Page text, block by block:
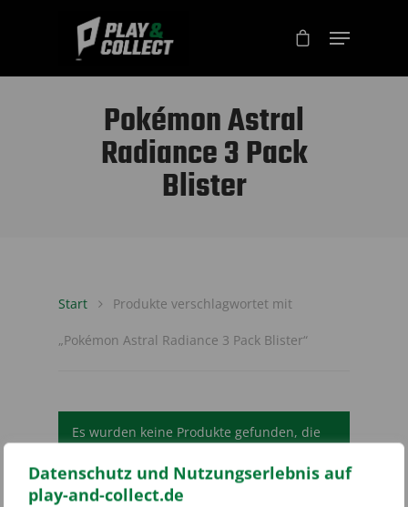
Datenschutz und Nutzungserlebnis auf
play-and-collect.de
Pokémon Astral
Radiance 3 Pack
Blister
Start Produkte verschlagwortet mit
„Pokémon Astral Radiance 3 Pack Blister“
Es wurden keine Produkte gefunden, die
deiner Auswahl entsprechen.